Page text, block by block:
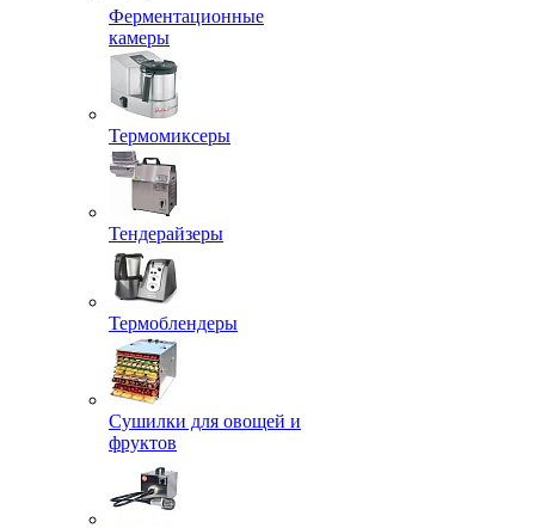
Ферментационные
камеры
Термомиксеры
Тендерайзеры
Термоблендеры
Сушилки для овощей и
фруктов